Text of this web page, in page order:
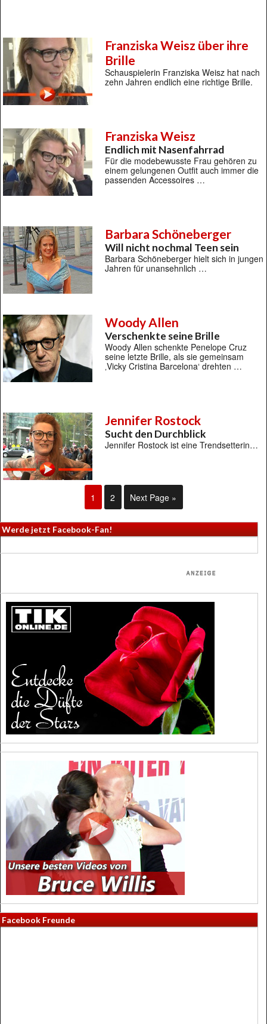
Franziska Weisz über ihre
Brille
Schauspielerin Franziska Weisz hat nach
zehn Jahren endlich eine richtige Brille.
Franziska Weisz
Endlich mit Nasenfahrrad
Für die modebewusste Frau gehören zu
einem gelungenen Outfit auch immer die
passenden Accessoires …
Barbara Schöneberger
Will nicht nochmal Teen sein
Barbara Schöneberger hielt sich in jungen
Jahren für unansehnlich …
Woody Allen
Verschenkte seine Brille
Woody Allen schenkte Penelope Cruz
seine letzte Brille, als sie gemeinsam
‚Vicky Cristina Barcelona‘ drehten …
Jennifer Rostock
Sucht den Durchblick
Jennifer Rostock ist eine Trendsetterin…
1 2 Next Page »
Werde jetzt Facebook-Fan!
Facebook Freunde